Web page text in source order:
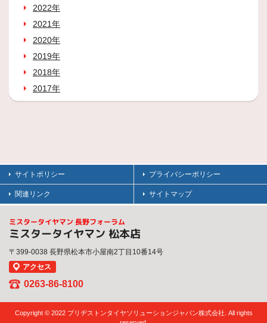
2022年
2021年
2020年
2019年
2018年
2017年
サイトポリシー プライバシーポリシー
関連リンク サイトマップ
ミスタータイヤマン 長野フォーラム
ミスタータイヤマン 松本店
〒399-0038 長野県松本市小屋南2丁目10番14号
アクセス
0263-86-8100
Copyright © 2022 ブリヂストンタイヤソリューションジャパン株式会社. All rights